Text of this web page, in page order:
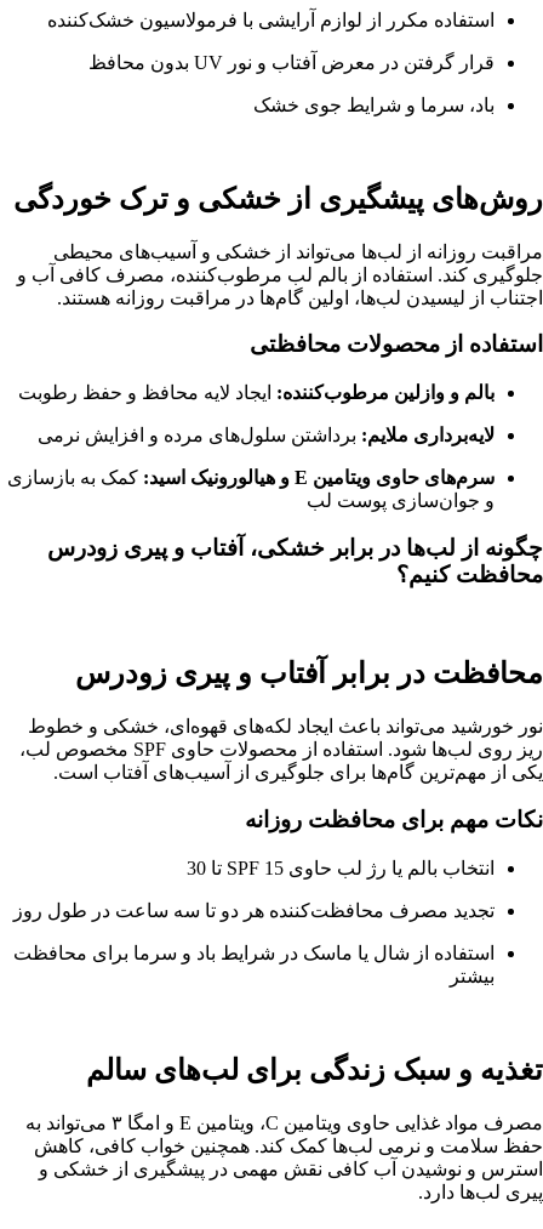
استفاده مکرر از لوازم آرایشی با فرمولاسیون خشک‌کننده
قرار گرفتن در معرض آفتاب و نور UV بدون محافظ
باد، سرما و شرایط جوی خشک
روش‌های پیشگیری از خشکی و ترک خوردگی
مراقبت روزانه از لب‌ها می‌تواند از خشکی و آسیب‌های محیطی
جلوگیری کند. استفاده از بالم لب مرطوب‌کننده، مصرف کافی آب و
اجتناب از لیسیدن لب‌ها، اولین گام‌ها در مراقبت روزانه هستند.
استفاده از محصولات محافظتی
بالم و وازلین مرطوب‌کننده: ایجاد لایه محافظ و حفظ رطوبت
لایه‌برداری ملایم: برداشتن سلول‌های مرده و افزایش نرمی
سرم‌های حاوی ویتامین E و هیالورونیک اسید:
کمک به بازسازی
و جوان‌سازی پوست لب
چگونه از لب‌ها در برابر خشکی، آفتاب و پیری زودرس
محافظت کنیم؟
محافظت در برابر آفتاب و پیری زودرس
نور خورشید می‌تواند باعث ایجاد لکه‌های قهوه‌ای، خشکی و خطوط
ریز روی لب‌ها شود. استفاده از محصولات حاوی SPF مخصوص لب،
یکی از مهم‌ترین گام‌ها برای جلوگیری از آسیب‌های آفتاب است.
نکات مهم برای محافظت روزانه
انتخاب بالم یا رژ لب حاوی SPF 15 تا 30
تجدید مصرف محافظت‌کننده هر دو تا سه ساعت در طول روز
استفاده از شال یا ماسک در شرایط باد و سرما برای محافظت
بیشتر
تغذیه و سبک زندگی برای لب‌های سالم
مصرف مواد غذایی حاوی ویتامین C، ویتامین E و امگا ۳ می‌تواند به
حفظ سلامت و نرمی لب‌ها کمک کند. همچنین خواب کافی، کاهش
استرس و نوشیدن آب کافی نقش مهمی در پیشگیری از خشکی و
پیری لب‌ها دارد.